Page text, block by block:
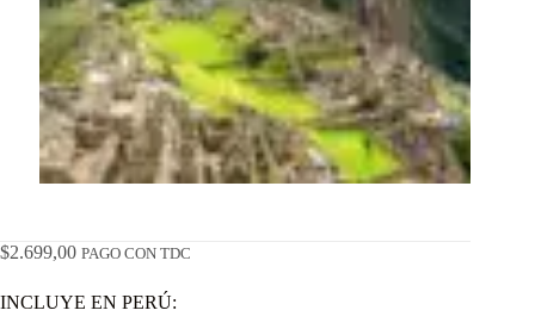
$2.699,00 PAGO CON TDC
INCLUYE EN PERÚ: